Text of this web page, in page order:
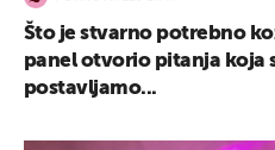
Što je stvarno potrebno
panel otvorio pitanja koja
postavljamo...